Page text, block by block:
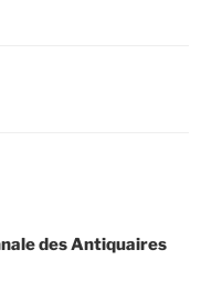
des Antiquaires